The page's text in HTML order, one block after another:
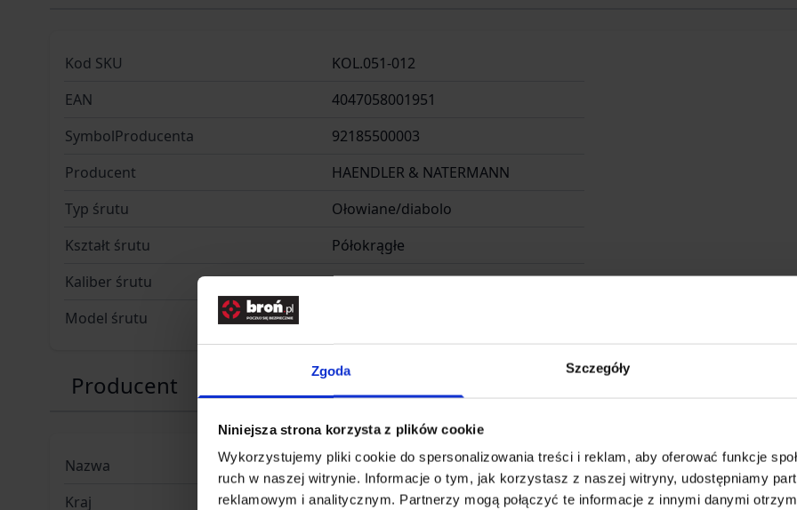
Zgoda Szczegóły
Niniejsza strona korzysta z plików cookie
Wykorzystujemy pliki cookie do spersonalizowania treści i reklam, aby oferować funkcje
ruch w naszej witrynie. Informacje o tym, jak korzystasz z naszej witryny, udostępniamy
reklamowym i analitycznym. Partnerzy mogą połączyć te informacje z innymi danymi
Kod SKU
KOL.051-012
EAN
4047058001951
SymbolProducenta
92185500003
Producent
HAENDLER & NATERMANN
Typ śrutu
Ołowiane/diabolo
Kształt śrutu
Półokrągłe
Kaliber śrutu
5,5 mm
Model śrutu
Producent
Nazwa
Haendler & Natermann Sport GmbH
Kraj
Niemcy